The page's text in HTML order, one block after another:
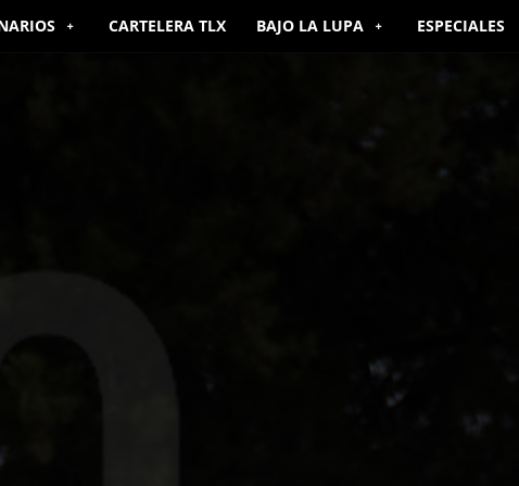
CARTELERA TLX BAJO LA LUPA ESPECIALES